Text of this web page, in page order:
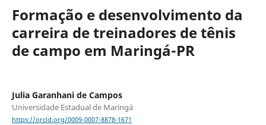
Formação e desenvolvimento da
carreira de treinadores de tênis
de campo em Maringá-PR
Julia Garanhani de Campos
Universidade Estadual de Maringá
https://orcid.org/0009-0007-8878-1671